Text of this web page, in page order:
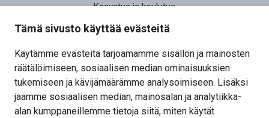
Tämä sivusto käyttää evästeitä
Käytämme evästeitä tarjoamamme sisällön ja mainosten
räätälöimiseen, sosiaalisen median ominaisuuksien
tukemiseen ja kävijämäärämme analysoimiseen. Lisäksi
jaamme sosiaalisen median, mainosalan ja analytiikka-
alan kumppaneillemme tietoja siitä, miten käytät
Kasvatus ja koulutus
Elinvoima
Osallistu ja vaikuta
Yhteystiedot
Kansalaisaloite
Lomakkeet